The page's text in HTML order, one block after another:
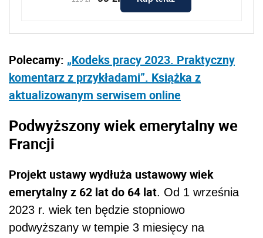
Polecamy: „Kodeks pracy 2023. Praktyczny
komentarz z przykładami”. Książka z
aktualizowanym serwisem online
Podwyższony wiek emerytalny we
Francji
Projekt ustawy wydłuża ustawowy wiek
emerytalny z 62 lat do 64 lat. Od 1 września
2023 r. wiek ten będzie stopniowo
podwyższany w tempie 3 miesięcy na